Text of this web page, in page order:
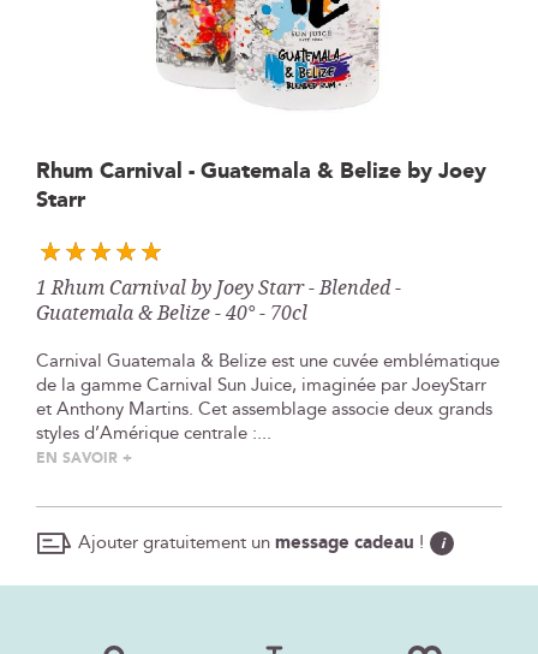
Skip
to
the
beginning
of
the
images
Rhum Carnival - Guatemala & Belize by Joey
Starr
1 Rhum Carnival by Joey Starr - Blended -
Guatemala & Belize - 40° - 70cl
Carnival Guatemala & Belize est une cuvée emblématique
de la gamme Carnival Sun Juice, imaginée par JoeyStarr
et Anthony Martins. Cet assemblage associe deux grands
styles d’Amérique centrale :...
EN SAVOIR +
Ajouter gratuitement unmessage cadeau ! i